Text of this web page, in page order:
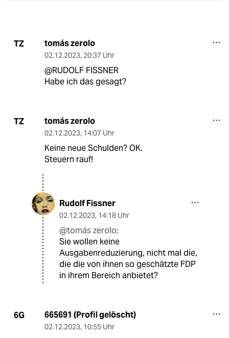
TZ tomás zerolo
02.12.2023, 20:37 Uhr
@RUDOLF FISSNER
Habe ich das gesagt?
TZ tomás zerolo
02.12.2023, 14:07 Uhr
Keine neue Schulden? OK.
Steuern rauf!
Rudolf Fissner
02.12.2023, 14:18 Uhr
@tomás zerolo:
Sie wollen keine
Ausgabenreduzierung, nicht mal die,
die die von ihnen so geschätzte FDP
in ihrem Bereich anbietet?
6G 665691 (Profil gelöscht)
02.12.2023, 10:55 Uhr